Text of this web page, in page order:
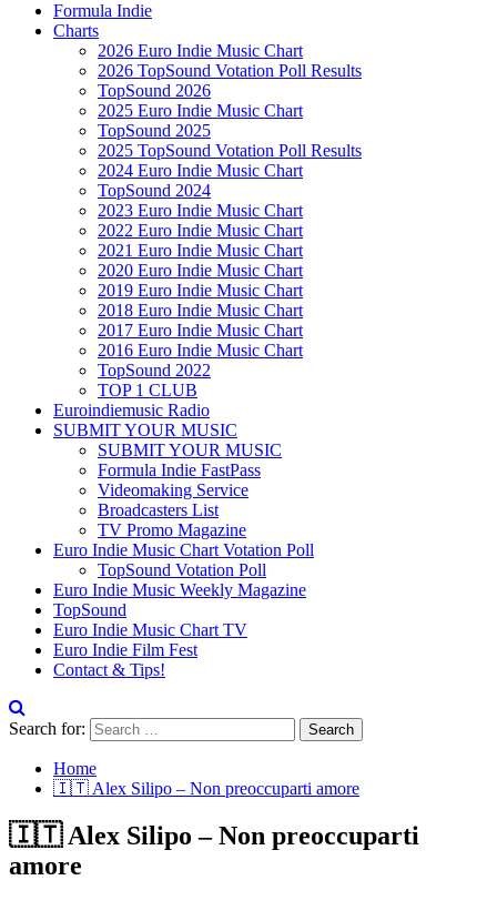
Formula Indie
Charts
2026 Euro Indie Music Chart
2026 TopSound Votation Poll Results
TopSound 2026
2025 Euro Indie Music Chart
TopSound 2025
2025 TopSound Votation Poll Results
2024 Euro Indie Music Chart
TopSound 2024
2023 Euro Indie Music Chart
2022 Euro Indie Music Chart
2021 Euro Indie Music Chart
2020 Euro Indie Music Chart
2019 Euro Indie Music Chart
2018 Euro Indie Music Chart
2017 Euro Indie Music Chart
2016 Euro Indie Music Chart
TopSound 2022
TOP 1 CLUB
Euroindiemusic Radio
SUBMIT YOUR MUSIC
SUBMIT YOUR MUSIC
Formula Indie FastPass
Videomaking Service
Broadcasters List
TV Promo Magazine
Euro Indie Music Chart Votation Poll
TopSound Votation Poll
Euro Indie Music Weekly Magazine
TopSound
Euro Indie Music Chart TV
Euro Indie Film Fest
Contact & Tips!
Search for:
Home
🇮🇹 Alex Silipo – Non preoccuparti amore
🇮🇹 Alex Silipo – Non preoccuparti
amore